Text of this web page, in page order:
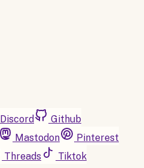
Discord
Github
Mastodon
Pinterest
Threads
Tiktok